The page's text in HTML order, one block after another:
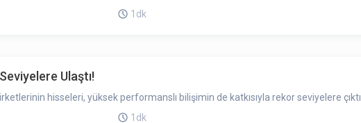
1dk
Ulaştı!
hisseleri, yüksek performanslı bilişimin de katkısıyla rekor seviyelere çıktı.
1dk